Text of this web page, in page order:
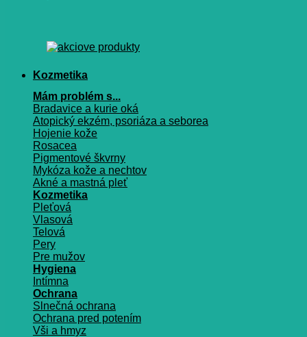
Kozmetika
Mám problém s...
Bradavice a kurie oká
Atopický ekzém, psoriáza a seborea
Hojenie kože
Rosacea
Pigmentové škvrny
Mykóza kože a nechtov
Akné a mastná pleť
Kozmetika
Pleťová
Vlasová
Telová
Pery
Pre mužov
Hygiena
Intímna
Ochrana
Slnečná ochrana
Ochrana pred potením
Vši a hmyz